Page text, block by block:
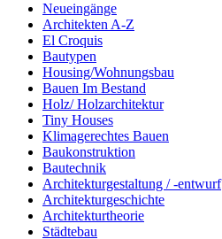
Neueingänge
Architekten A-Z
El Croquis
Bautypen
Housing/Wohnungsbau
Bauen Im Bestand
Holz/ Holzarchitektur
Tiny Houses
Klimagerechtes Bauen
Baukonstruktion
Bautechnik
Architekturgestaltung / -entwurf
Architekturgeschichte
Architekturtheorie
Städtebau